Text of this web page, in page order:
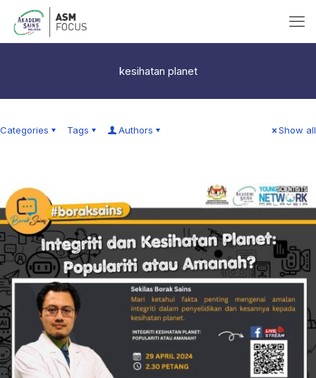
kesihatan planet
Categories Tags Authors Show all